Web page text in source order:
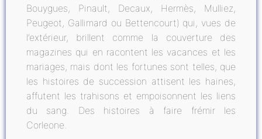
Bouygues, Pinault, Decaux, Hermès, Mulliez,
Peugeot, Gallimard ou Bettencourt) qui, vues de
l’extérieur, brillent comme la couverture des
magazines qui en racontent les vacances et les
mariages, mais dont les fortunes sont telles, que
les histoires de succession attisent les haines,
affutent les trahisons et empoisonnent les liens
du sang. Des histoires à faire frémir les
Corleone.